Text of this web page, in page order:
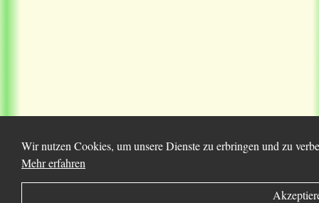
Wir nutzen Cookies, um unsere Dienste zu erbringen und zu
Mehr erfahren